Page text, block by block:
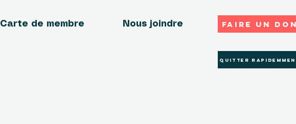
Carte de membre Nous joindre Faire un
Quitter